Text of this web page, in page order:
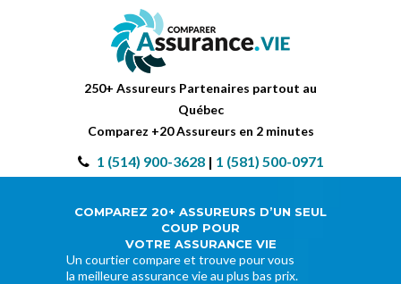
250+ Assureurs Partenaires partout au
Québec
Comparez +20 Assureurs en 2 minutes
1 (514) 900-3628| 1 (581) 500-0971
COMPAREZ 20+ ASSUREURS D’UN SEUL
COUP POUR
VOTRE ASSURANCE VIE
Un courtier compare et trouve pour vous
la meilleure assurance vie au plus bas prix.